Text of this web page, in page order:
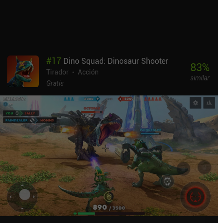
#17 Dino Squad: Dinosaur Shooter
Tirador
Acción
Gratis
83%
similar